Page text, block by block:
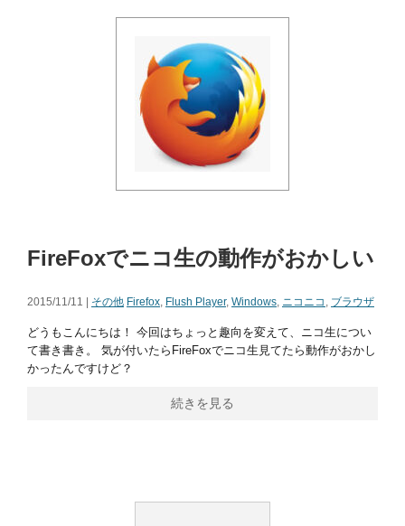
FireFoxでニコ生の動作がおかしい
2015/11/11 | その他 Firefox, Flush Player, Windows, ニコニコ , ブラウザ
どうもこんにちは！ 今回はちょっと趣向を変えて、ニコ生につい
て書き書き。 気が付いたらFireFoxでニコ生見てたら動作がおかし
かったんですけど？
続きを見る